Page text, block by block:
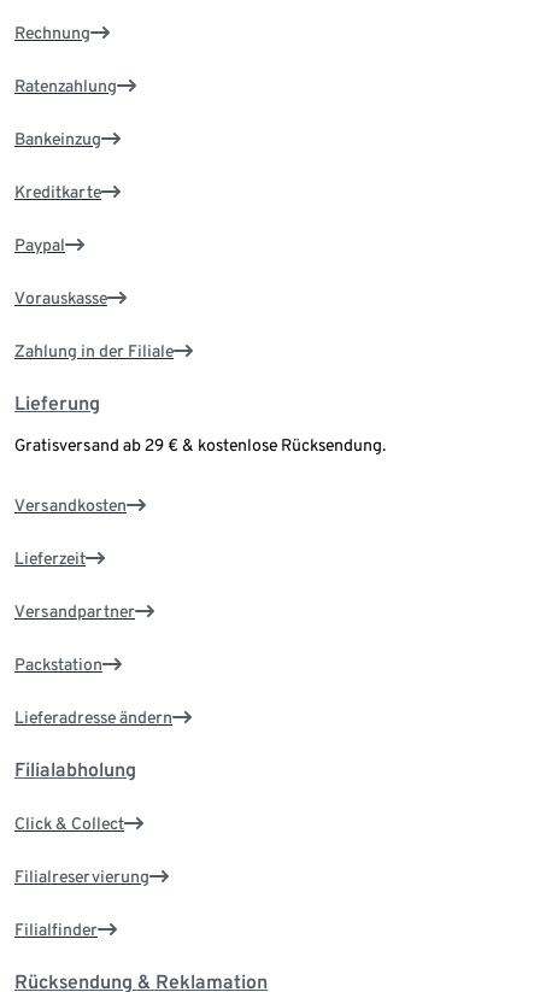
Rechnung
Ratenzahlung
Bankeinzug
Kreditkarte
Paypal
Vorauskasse
Zahlung in der Filiale
Lieferung
Gratisversand ab 29 € & kostenlose Rücksendung.
Versandkosten
Lieferzeit
Versandpartner
Packstation
Lieferadresse ändern
Filialabholung
Click & Collect
Filialreservierung
Filialfinder
Rücksendung & Reklamation